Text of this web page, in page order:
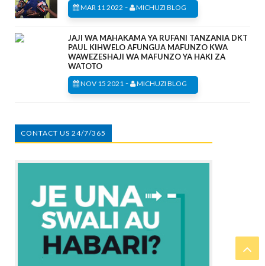
MAR 11 2022 - MICHUZI BLOG
JAJI WA MAHAKAMA YA RUFANI TANZANIA DKT
PAUL KIHWELO AFUNGUA MAFUNZO KWA
WAWEZESHAJI WA MAFUNZO YA HAKI ZA
WATOTO
NOV 15 2021 - MICHUZI BLOG
CONTACT US 24/7/365